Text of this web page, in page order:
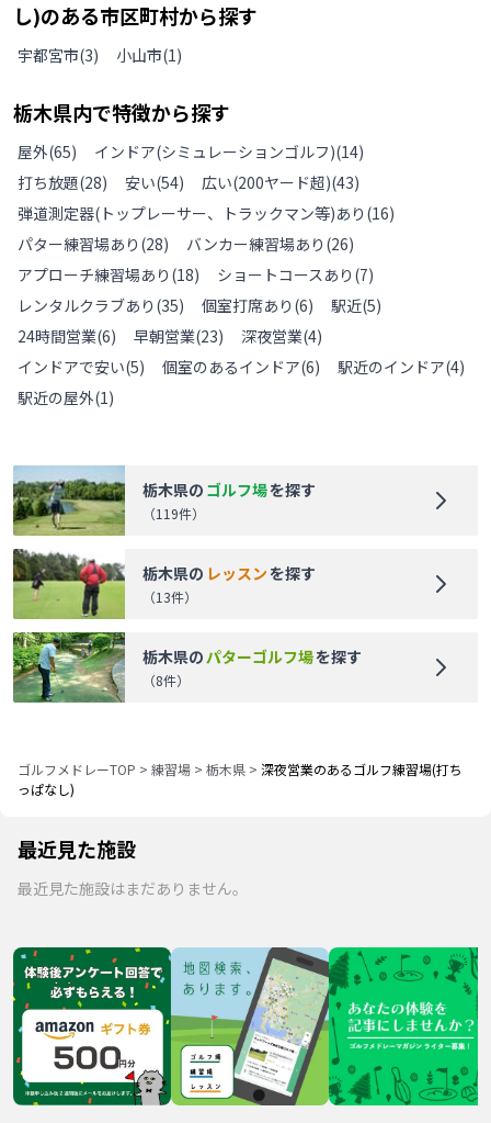
し)のある市区町村から探す
宇都宮市(3) 小山市(1)
栃木県内で特徴から探す
屋外(65) インドア(シミュレーションゴルフ)(14)
打ち放題(28) 安い(54) 広い(200ヤード超)(43)
弾道測定器(トップレーサー、トラックマン等)あり (16)
パター練習場あり (28) バンカー練習場あり (26)
アプローチ練習場あり (18) ショートコースあり (7)
レンタルクラブあり (35) 個室打席あり (6) 駅近(5)
24時間営業(6) 早朝営業(23) 深夜営業(4)
インドアで安い(5) 個室のあるインドア(6) 駅近のインドア(4)
駅近の屋外(1)
栃木県の ゴルフ場を探す
（119件）
栃木県の レッスンを探す
（13件）
栃木県のパターゴルフ場を探す
（8件）
ゴルフメドレーTOP > 練習場 > 栃木県 > 深夜営業のあるゴルフ練習場(打ち
っぱなし)
最近見た施設
最近見た施設はまだありません。